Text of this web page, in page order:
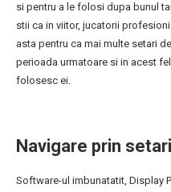
si pentru a le folosi dupa bunul
stii ca in viitor, jucatorii
asta pentru ca mai multe setari
perioada urmatoare si in acest
folosesc ei.
Navigare prin setari
Software-ul imbunatatit, Display